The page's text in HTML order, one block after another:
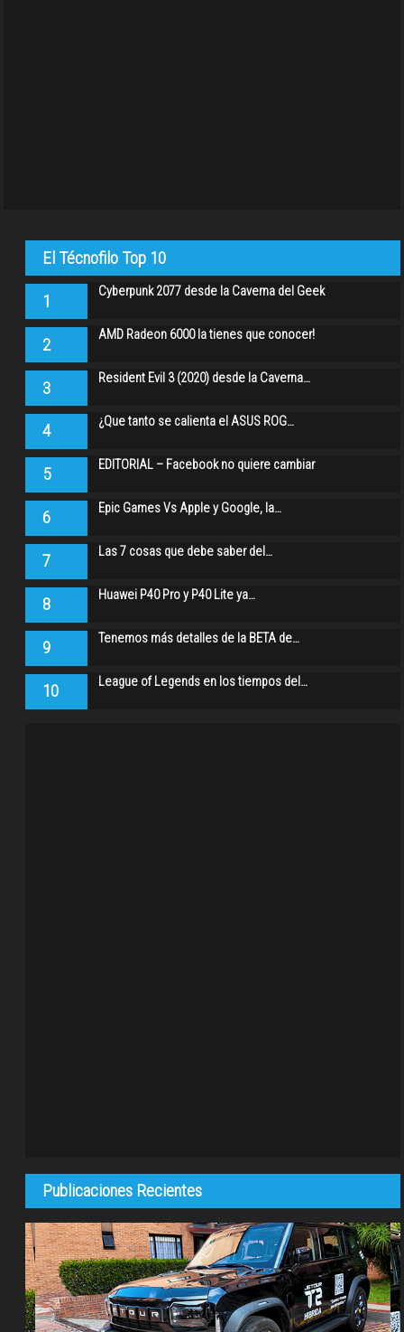
El Técnofilo Top 10
1 Cyberpunk 2077 desde la Caverna del Geek
2 AMD Radeon 6000 la tienes que conocer!
3 Resident Evil 3 (2020) desde la Caverna…
4 ¿Que tanto se calienta el ASUS ROG…
5 EDITORIAL – Facebook no quiere cambiar
6 Epic Games Vs Apple y Google, la…
7 Las 7 cosas que debe saber del…
8 Huawei P40 Pro y P40 Lite ya…
9 Tenemos más detalles de la BETA de…
10 League of Legends en los tiempos del…
Publicaciones Recientes